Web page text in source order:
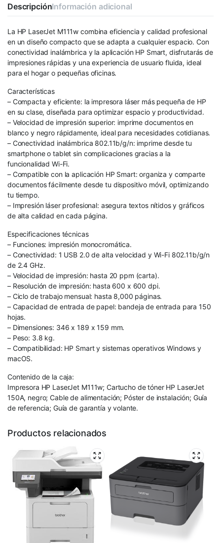
DescripciónInformación adicional
La HP LaserJet M111w combina eficiencia y calidad profesional
en un diseño compacto que se adapta a cualquier espacio. Con
conectividad inalámbrica y la aplicación HP Smart, disfrutarás de
impresiones rápidas y una experiencia de usuario fluida, ideal
para el hogar o pequeñas oficinas.
Características
– Compacta y eficiente: la impresora láser más pequeña de HP
en su clase, diseñada para optimizar espacio y productividad.
– Velocidad de impresión superior: imprime documentos en
blanco y negro rápidamente, ideal para necesidades cotidianas.
– Conectividad inalámbrica 802.11b/g/n: imprime desde tu
smartphone o tablet sin complicaciones gracias a la
funcionalidad Wi-Fi.
– Compatible con la aplicación HP Smart: organiza y comparte
documentos fácilmente desde tu dispositivo móvil, optimizando
tu tiempo.
– Impresión láser profesional: asegura textos nítidos y gráficos
de alta calidad en cada página.
Especificaciones técnicas
– Funciones: impresión monocromática.
– Conectividad: 1 USB 2.0 de alta velocidad y Wi-Fi 802.11b/g/n
de 2.4 GHz.
– Velocidad de impresión: hasta 20 ppm (carta).
– Resolución de impresión: hasta 600 x 600 dpi.
– Ciclo de trabajo mensual: hasta 8,000 páginas.
– Capacidad de entrada de papel: bandeja de entrada para 150
hojas.
– Dimensiones: 346 x 189 x 159 mm.
– Peso: 3.8 kg.
– Compatibilidad: HP Smart y sistemas operativos Windows y
macOS.
Contenido de la caja:
Impresora HP LaserJet M111w; Cartucho de tóner HP LaserJet
150A, negro; Cable de alimentación; Póster de instalación; Guía
de referencia; Guía de garantía y volante.
Productos relacionados